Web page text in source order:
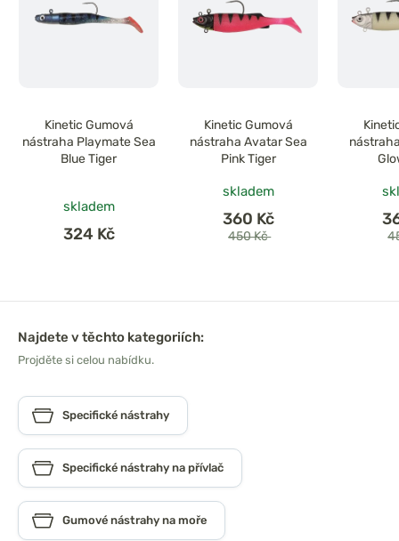
Kinetic Gumová
nástraha Playmate Sea
Blue Tiger
skladem
324 Kč
Kinetic Gumová
nástraha Avatar Sea
Pink Tiger
skladem
360 Kč
450 Kč
Najdete v těchto kategoriích:
Projděte si celou nabídku.
Specifické nástrahy
Specifické nástrahy na přívlač
Gumové nástrahy na moře